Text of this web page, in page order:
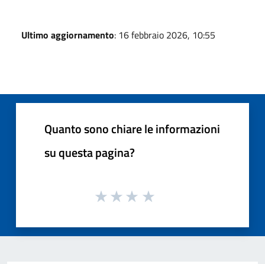
Ultimo aggiornamento: 16 febbraio 2026, 10:55
Quanto sono chiare le informazioni
su questa pagina?